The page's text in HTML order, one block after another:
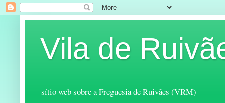
Vila de
sítio web sobre a Freguesia de Ruivães (VRM)